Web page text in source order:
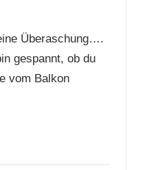
Überaschung….
gespannt, ob du
vom Balkon